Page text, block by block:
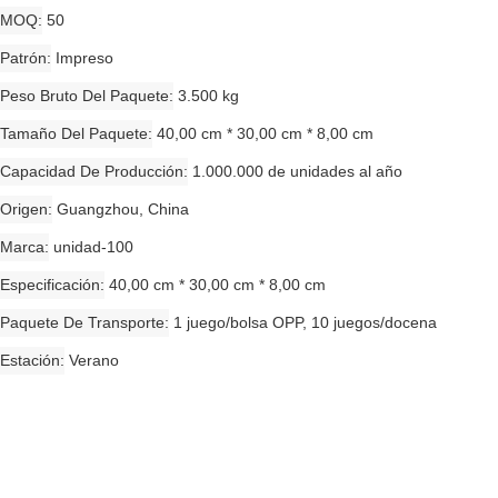
MOQ 50
Patrón Impreso
Peso Bruto Del Paquete 3.500 kg
Tamaño Del Paquete 40,00 cm * 30,00 cm * 8,00 cm
Capacidad De Producción 1.000.000 de unidades al año
Origen Guangzhou, China
Marca unidad-100
Especificación 40,00 cm * 30,00 cm * 8,00 cm
Paquete De Transporte 1 juego/bolsa OPP, 10 juegos/docena
Estación Verano